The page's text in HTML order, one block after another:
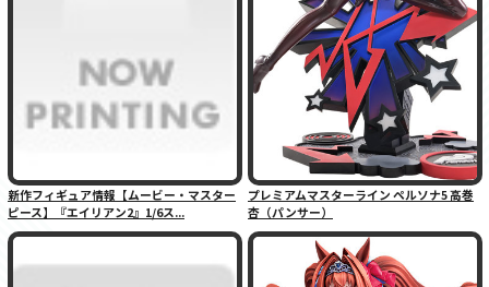
新作フィギュア情報【ムービー・マスター
ピース】『エイリアン2』1/6ス...
プレミアムマスターライン ペルソナ5 高巻
杏（パンサー）